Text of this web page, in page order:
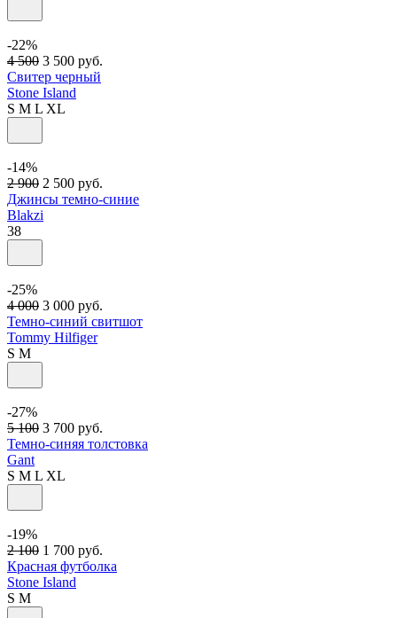
-22%
4 500 3 500 руб.
Свитер черный
Stone Island
S M L XL
-14%
2 900 2 500 руб.
Джинсы темно-синие
Blakzi
38
-25%
4 000 3 000 руб.
Темно-синий свитшот
Tommy Hilfiger
S M
-27%
5 100 3 700 руб.
Темно-синяя толстовка
Gant
S M L XL
-19%
2 100 1 700 руб.
Красная футболка
Stone Island
S M